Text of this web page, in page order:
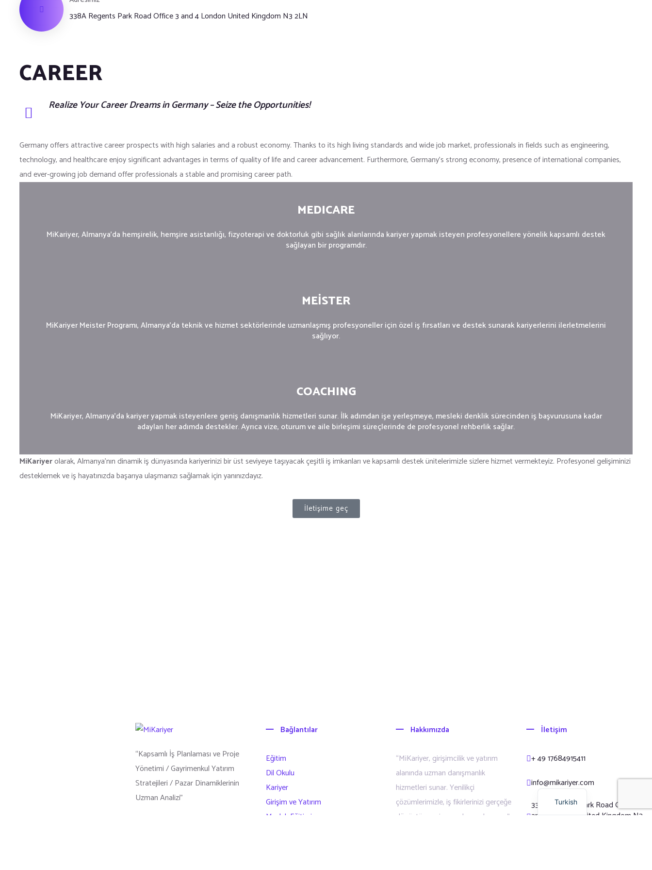
338A Regents Park Road Office 3 and 4 London United Kingdom N3 2LN
CAREER
Realize Your Career Dreams in Germany – Seize the Opportunities!
Germany offers attractive career prospects with high salaries and a robust economy. Thanks to its high living standards and wide job market, professionals in fields such as engineering,
technology, and healthcare enjoy significant advantages in terms of quality of life and career advancement. Furthermore, Germany’s strong economy, presence of international companies,
and ever-growing job demand offer professionals a stable and promising career path.
MEDICARE
MiKariyer, Almanya'da hemşirelik, hemşire asistanlığı, fizyoterapi ve doktorluk gibi sağlık alanlarında kariyer yapmak isteyen profesyonellere yönelik kapsamlı destek
sağlayan bir programdır.
MEİSTER
MiKariyer Meister Programı, Almanya'da teknik ve hizmet sektörlerinde uzmanlaşmış profesyoneller için özel iş fırsatları ve destek sunarak kariyerlerini ilerletmelerini
sağlıyor.
COACHING
MiKariyer, Almanya'da kariyer yapmak isteyenlere geniş danışmanlık hizmetleri sunar. İlk adımdan işe yerleşmeye, mesleki denklik sürecinden iş başvurusuna kadar
adayları her adımda destekler. Ayrıca vize, oturum ve aile birleşimi süreçlerinde de profesyonel rehberlik sağlar.
MiKariyerolarak, Almanya’nın dinamik iş dünyasında kariyerinizi bir üst seviyeye taşıyacak çeşitli iş imkanları ve kapsamlı destek ünitelerimizle sizlere hizmet vermekteyiz. Profesyonel gelişiminizi
desteklemek ve iş hayatınızda başarıya ulaşmanızı sağlamak için yanınızdayız.
İletişime geç
“Kapsamlı İş Planlaması ve Proje
Yönetimi / Gayrimenkul Yatırım
Stratejileri / Pazar Dinamiklerinin
Uzman Analizi”
Bağlantılar
Eğitim
Dil Okulu
Kariyer
Girişim ve Yatırım
Meslek Eğitimi
Hakkımızda
“MiKariyer, girişimcilik ve yatırım
alanında uzman danışmanlık
hizmetleri sunar. Yenilikçi
çözümlerimizle, iş fikirlerinizi gerçeğe
dönüştürmenize yardımcı oluyoruz.”
İletişim
+ 49 17684915411
info@mikariyer.com
338A Regents Park Road Office 3
and 4 London United Kingdom N3
Turkish
English
Arabic